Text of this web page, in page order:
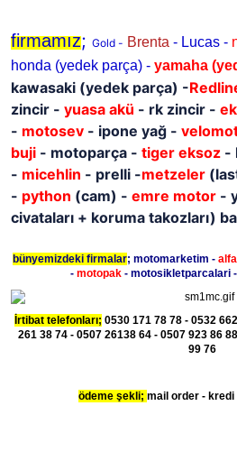
firmamız; Gold - Brenta - Lucas -
honda (yedek parça) - yamaha
kawasaki (yedek parça) -
zincir - yuasa akü - rk zincir -
- motosev - ipone yağ -
buji - motoparça - tiger eksoz -
- micehlin - prelli -metzeler
- python (cam) - emre motor -
civataları + koruma takozları)
bünyemizdeki firmalar; motomarketim -
- motopak- motosikletparcalari
İrtibat telefonları; 0530 171 78 78 - 0532
261 38 74 - 0507 26138 64 - 0507 923 86
99 76
ödeme şekli; mail order - kredi